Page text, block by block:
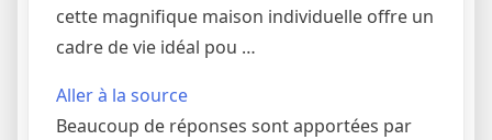
cette magnifique maison individuelle offre un
cadre de vie idéal pou …
Aller à la source
Beaucoup de réponses sont apportées par